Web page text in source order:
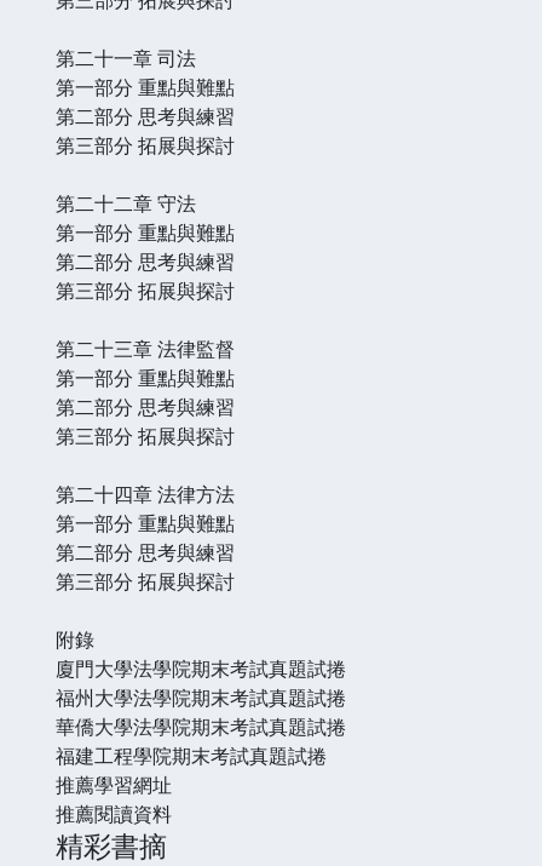
第二十一章 司法
第一部分 重點與難點
第二部分 思考與練習
第三部分 拓展與探討
第二十二章 守法
第一部分 重點與難點
第二部分 思考與練習
第三部分 拓展與探討
第二十三章 法律監督
第一部分 重點與難點
第二部分 思考與練習
第三部分 拓展與探討
第二十四章 法律方法
第一部分 重點與難點
第二部分 思考與練習
第三部分 拓展與探討
附錄
廈門大學法學院期末考試真題試捲
福州大學法學院期末考試真題試捲
華僑大學法學院期末考試真題試捲
福建工程學院期末考試真題試捲
推薦學習網址
推薦閱讀資料
精彩書摘